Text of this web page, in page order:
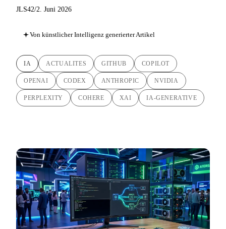
JLS42/2. Juni 2026
Von künstlicher Intelligenz generierter Artikel
IA ACTUALITES GITHUB COPILOT
OPENAI CODEX ANTHROPIC NVIDIA
PERPLEXITY COHERE XAI IA-GENERATIVE